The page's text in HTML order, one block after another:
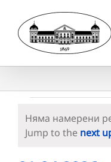
content
Събития
Notice
Няма намерени
Jump to the next